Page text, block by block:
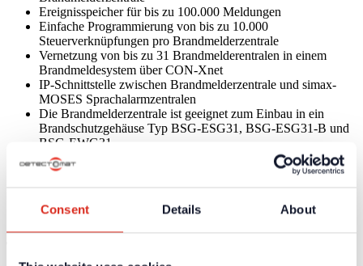
Consent Details About
Ereignisspeicher für bis zu 100.000 Meldungen
Einfache Programmierung von bis zu 10.000
Steuerverknüpfungen pro Brandmelderzentrale
Vernetzung von bis zu 31 Brandmelderentralen in einem
Brandmeldesystem über CON-Xnet
IP-Schnittstelle zwischen Brandmelderzentrale und simax-
MOSES Sprachalarmzentralen
Die Brandmelderzentrale ist geeignet zum Einbau in ein
Brandschutzgehäuse Typ BSG-ESG31, BSG-ESG31-B und
BSG-EWG31
Bei Verwendung von CONUS II Signalgebern kann je nach
Vorgabe auf ein Brandschutzgehäuse für die
Hochauflösendes Farbdisplay mit kapazitiven Touchscreen